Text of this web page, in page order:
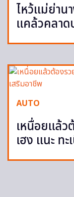
ไหว้แม่ย่าน
แคล้วคลา
AUTO
เหนื่อยแล้ว
เฮง แนะ ท